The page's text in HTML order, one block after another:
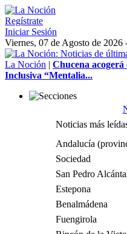
Regístrate
Iniciar Sesión
Viernes, 07 de Agosto de 2026
La Noción | Chucena
Inclusiva “Mentalia...
Noticias más
Andalucía
Sociedad
San Pedro
Estepona
Benalmádena
Fuengirola